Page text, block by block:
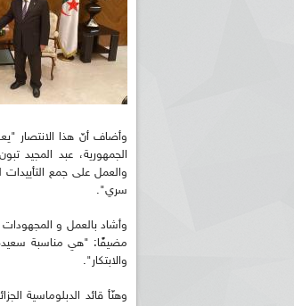
وأضاف أنّ هذا الانتصار
الجمهورية، عبد المجيد
والعمل على جمع التأييدات
سري".
وأشاد بالعمل و المجهودات
مضيفًا: "هي مناسبة سعيدة
والابتكار".
وهنّأ قائد الدبلوماسية